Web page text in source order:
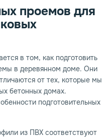
проемов для
в том, как подготовить
в деревянном доме. Они
от тех, которые мы
бетонных домах.
подготовительных
из ПВХ соответствуют